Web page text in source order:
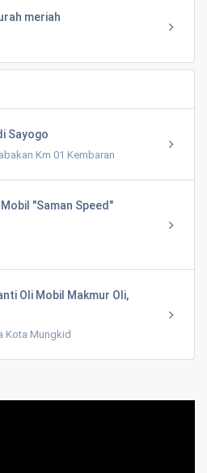
meriah
Sayogo
Km 01 Kembaran
"Saman Speed"
Oli Mobil Makmur Oli,
Kota Mungkid